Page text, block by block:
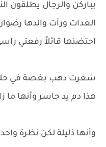
يباركن والرجال يطلقون
العدات ورأت والدها
احتضنها قائلاً رفعتي
شعرت دهب بغصة في
هذا دم يد جاسر وأنها ما
وأنها ذليلة لكن نظرة